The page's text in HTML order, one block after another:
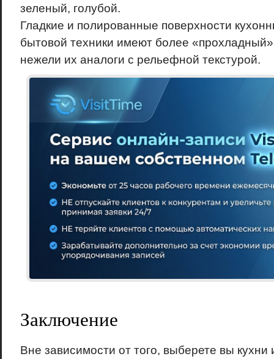
зеленый, голубой.
Гладкие и полированные поверхности
бытовой техники имеют более
нежели их аналоги с рельефной текстурой.
Заключение
Вне зависимости от того, выберете вы кухни